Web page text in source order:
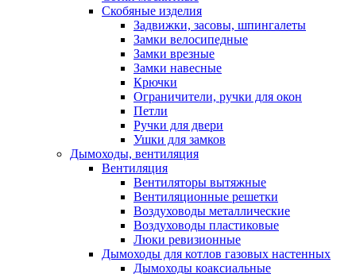
Скобяные изделия
Задвижки, засовы, шпингалеты
Замки велосипедные
Замки врезные
Замки навесные
Крючки
Ограничители, ручки для окон
Петли
Ручки для двери
Ушки для замков
Дымоходы, вентиляция
Вентиляция
Вентиляторы вытяжные
Вентиляционные решетки
Воздуховоды металлические
Воздуховоды пластиковые
Люки ревизионные
Дымоходы для котлов газовых настенных
Дымоходы коаксиальные